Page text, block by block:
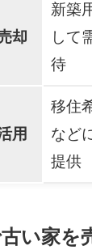
却
新築
して
待
用
移住
など
提供
い家を